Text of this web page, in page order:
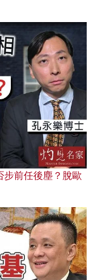
步前任後塵？脫歐